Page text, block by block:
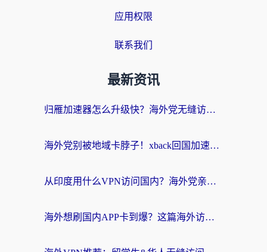
应用权限
联系我们
最新资讯
归雁加速器怎么升级快？海外党无缝访问国内资源的全攻略（附免费VPN推荐Dcard热门款）
海外党别被地域卡脖子！xback回国加速器选择全攻略，轻松刷剧玩国服
从印度用什么VPN访问国内？海外党亲测的无缝回国上网指南
海外想刷国内APP卡到爆？这篇海外访问国内服务器加速指南帮你解决所有问题